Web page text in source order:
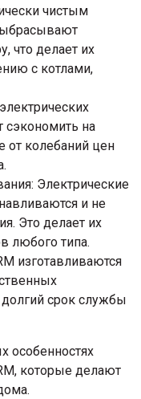
чистым
что делает их
с котлами,
сэкономить на
от колебаний цен
Электрические
и не
Это делает их
любого типа.
изготавливаются
долгий срок службы
особенностях
которые делают